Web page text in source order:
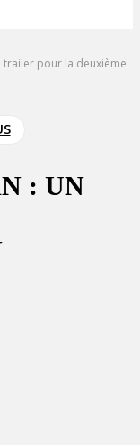
trailer pour la deuxième
: UN